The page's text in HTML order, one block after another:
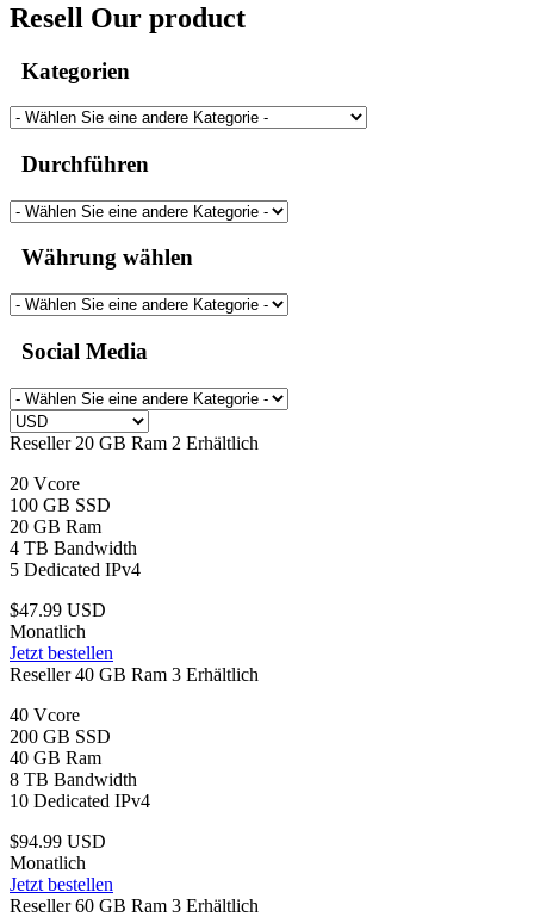
Resell Our product
Kategorien
Durchführen
Währung wählen
Social Media
Reseller 20 GB Ram 2 Erhältlich
20 Vcore
100 GB SSD
20 GB Ram
4 TB Bandwidth
5 Dedicated IPv4
$47.99 USD
Monatlich
Jetzt bestellen
Reseller 40 GB Ram 3 Erhältlich
40 Vcore
200 GB SSD
40 GB Ram
8 TB Bandwidth
10 Dedicated IPv4
$94.99 USD
Monatlich
Jetzt bestellen
Reseller 60 GB Ram 3 Erhältlich